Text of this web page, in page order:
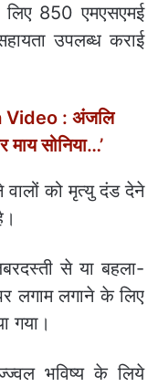
लिए 850 एमएसएमई
उपलब्ध कराई
Video : अंजलि
सोनिया…’
वालों को मृत्यु दंड देने
से या बहला-
लगाम लगाने के लिए
गया।
भविष्य के लिये